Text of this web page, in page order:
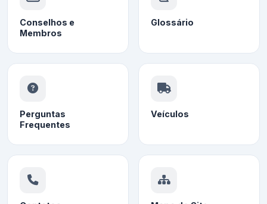
Conselhos e
Membros
Glossário
Perguntas
Frequentes
Veículos